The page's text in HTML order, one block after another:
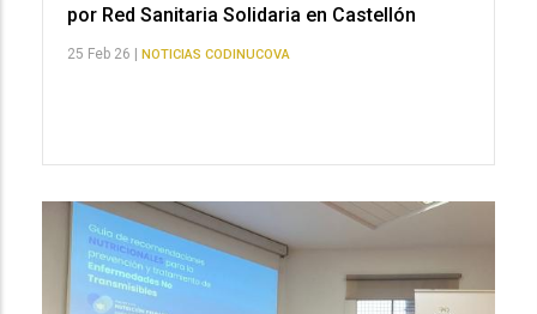
por Red Sanitaria Solidaria en Castellón
25 Feb 26 | NOTICIAS CODINUCOVA